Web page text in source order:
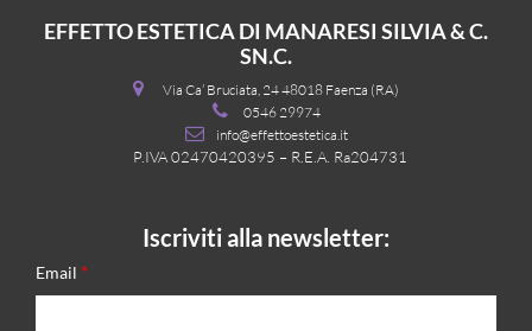
EFFETTO ESTETICA DI MANARESI SILVIA & C.
SN.C.
Via Ca’ Bruciata, 24 48018 Faenza (RA)
0546 29974
info@effettoestetica.it
P.IVA 02470420395 – R.E.A. Ra204731
Iscriviti alla newsletter:
Email *